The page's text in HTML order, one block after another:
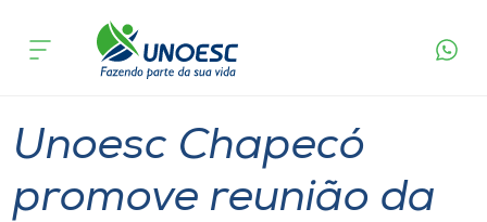
Cursos
acontece
Unoesc Chapecó
promove reunião da